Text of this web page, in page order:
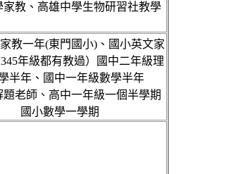
家教、高雄中學生物研習社教學
教一年(東門國小)、國小英文家
年級都有教過）國中二年級理
半年、國中一年級數學半年
題老師、高中一年級一個半學期
國小數學一學期